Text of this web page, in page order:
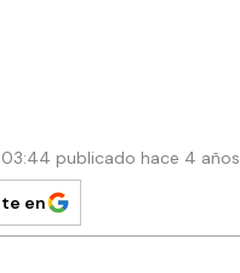
publicado hace 4 años
en